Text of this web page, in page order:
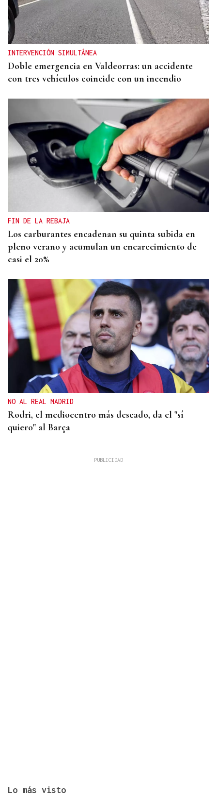
CUENTA CON ANTECEDENTES
Despliegue policial en Redondela por un hombre
atrincherado en su vivienda
INTERVENCIÓN SIMULTÁNEA
Doble emergencia en Valdeorras: un accidente
con tres vehículos coincide con un incendio
FIN DE LA REBAJA
Los carburantes encadenan su quinta subida en
pleno verano y acumulan un encarecimiento de
casi el 20%
NO AL REAL MADRID
Rodri, el mediocentro más deseado, da el "sí
quiero" al Barça
Lo más visto